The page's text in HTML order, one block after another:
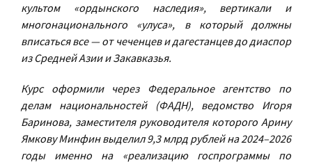
культом «ордынского наследия», вертикали и
многонационального «улуса», в который должны
вписаться все — от чеченцев и дагестанцев до диаспор
из Средней Азии и Закавказья.
Курс оформили через Федеральное агентство по
делам национальностей (ФАДН), ведомство Игоря
Баринова, заместителя руководителя которого Арину
Ямкову Минфин выделил 9,3 млрд рублей на 2024–2026
годы именно на «реализацию госпрограммы по